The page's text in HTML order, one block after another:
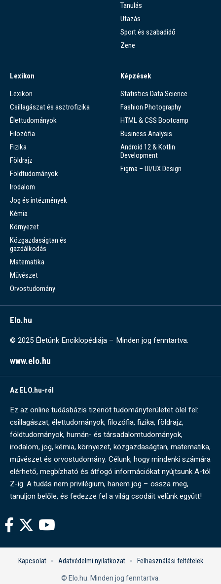
Tanulás
Utazás
Sport és szabadidő
Zene
Lexikon
Lexikon
Csillagászat és asztrofizika
Élettudományok
Filozófia
Fizika
Földrajz
Földtudományok
Irodalom
Jog és intézmények
Kémia
Környezet
Közgazdaságtan és
gazdálkodás
Matematika
Művészet
Orvostudomány
Képzések
Statistics Data Science
Fashion Photography
HTML & CSS Bootcamp
Business Analysis
Android 12 & Kotlin
Development
Figma – UI/UX Design
Elo.hu
© 2025 Életünk Enciklopédiája – Minden jog fenntartva.
www.elo.hu
Az ELO.hu-ról
Ez az online tudásbázis tizenöt tudományterületet ölel fel:
csillagászat, élettudományok, filozófia, fizika, földrajz,
földtudományok, humán- és társadalomtudományok,
irodalom, jog, kémia, környezet, közgazdaságtan, matematika,
művészet és orvostudomány. Célunk, hogy mindenki számára
elérhető, megbízható és átfogó információkat nyújtsunk A-tól
Z-ig. A tudás nem privilégium, hanem jog – ossza meg,
tanuljon belőle, és fedezze fel a világ csodáit velünk együtt!
© Elo.hu. Minden jog fenntartva.
Kapcsolat Adatvédelmi nyilatkozat Felhasználási feltételek